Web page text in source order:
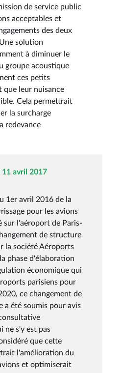
de service public
acceptables et
des deux
solution
à diminuer le
groupe acoustique
ces petits
que leur nuisance
Cela permettrait
la surcharge
redevance
11 avril 2017
1er avril 2016 de la
pour les avions
sur l'aéroport de Paris-
de structure
la société Aéroports
phase d'élaboration
économique qui
parisiens pour
ce changement de
été soumis pour avis
ne s'y est pas
que cette
l'amélioration du
et optimiserait